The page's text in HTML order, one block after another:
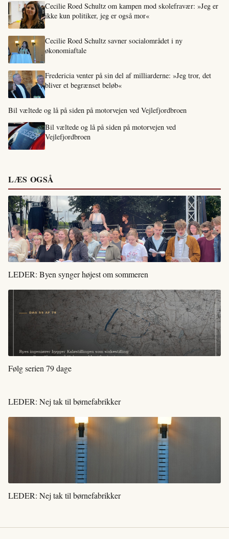
Cecilie Roed Schultz om kampen mod skolefravær: »Jeg er
ikke kun politiker, jeg er også mor«
Cecilie Roed Schultz savner socialområdet i ny
økonomiaftale
Fredericia venter på sin del af milliarderne: »Jeg tror, det
bliver et begrænset beløb«
Bil væltede og lå på siden på motorvejen ved Vejlefjordbroen
Bil væltede og lå på siden på motorvejen ved
Vejlefjordbroen
LÆS OGSÅ
LEDER: Byen synger højest om sommeren
Følg serien 79 dage
LEDER: Nej tak til børnefabrikker
LEDER: Nej tak til børnefabrikker